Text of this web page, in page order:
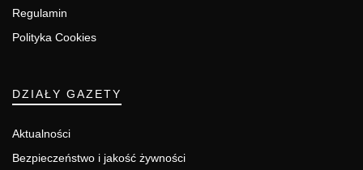
Regulamin
Polityka Cookies
DZIAŁY GAZETY
Aktualności
Bezpieczeństwo i jakość żywności